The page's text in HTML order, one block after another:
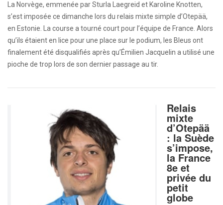
La Norvège, emmenée par Sturla Laegreid et Karoline Knotten,
s’est imposée ce dimanche lors du relais mixte simple d’Otepää,
en Estonie. La course a tourné court pour l’équipe de France. Alors
qu’ils étaient en lice pour une place sur le podium, les Bleus ont
finalement été disqualifiés après qu’Émilien Jacquelin a utilisé une
pioche de trop lors de son dernier passage au tir.
Relais
mixte
d’Otepää
: la Suède
s’impose,
la France
8e et
privée du
petit
globe